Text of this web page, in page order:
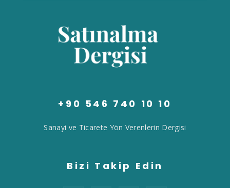
+90 546 740 10 10
Sanayi ve Ticarete Yön Verenlerin Dergisi
Bizi Takip Edin